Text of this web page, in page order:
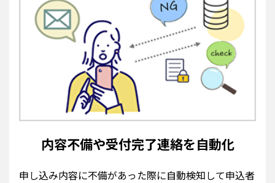
内容不備や受付完了連絡を自動化
申し込み内容に不備があった際に自動検知して申込者